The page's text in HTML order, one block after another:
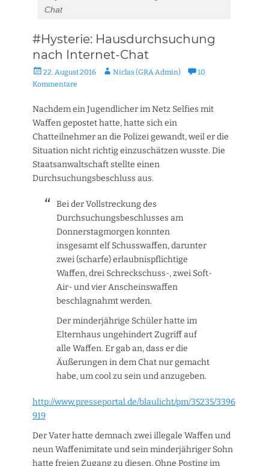
Chat
#Hysterie: Hausdurchsuchung
nach Internet-Chat
Veröffentlicht
am
22. August 2016 AutorNiclas (GRA Admin)
10
Kommentare
Nachdem ein Jugendlicher im Netz Selfies mit
Waffen gepostet hatte, hatte sich ein
Chatteilnehmer an die Polizei gewandt, weil er die
Situation nicht richtig einzuschätzen wusste. Die
Staatsanwaltschaft stellte einen
Durchsuchungsbeschluss aus.
Bei der Vollstreckung des
Durchsuchungsbeschlusses am
Donnerstagmorgen konnten
insgesamt elf Schusswaffen, darunter
zwei (scharfe) erlaubnispflichtige
Waffen, drei Schreckschuss-, zwei Soft-
Air- und vier Anscheinswaffen
beschlagnahmt werden.
Der minderjährige Schüler hatte im
Elternhaus ungehindert Zugriff auf
alle Waffen. Er gab an, dass er die
Äußerungen in dem Chat nur gemacht
habe, um cool zu sein und anzugeben.
http://www.presseportal.de/blaulicht/pm/35235/3396
919
Der Vater hatte demnach zwei illegale Waffen und
neun Waffenimitate und sein minderjähriger Sohn
hatte freien Zugang zu diesen. Ohne Posting im